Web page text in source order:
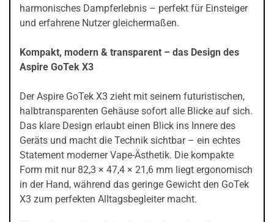
harmonisches Dampferlebnis – perfekt für Einsteiger
und erfahrene Nutzer gleichermaßen.
Kompakt, modern & transparent – das Design des
Aspire GoTek X3
Der Aspire GoTek X3 zieht mit seinem futuristischen,
halbtransparenten Gehäuse sofort alle Blicke auf sich.
Das klare Design erlaubt einen Blick ins Innere des
Geräts und macht die Technik sichtbar – ein echtes
Statement moderner Vape-Ästhetik. Die kompakte
Form mit nur 82,3 × 47,4 × 21,6 mm liegt ergonomisch
in der Hand, während das geringe Gewicht den GoTek
X3 zum perfekten Alltagsbegleiter macht.